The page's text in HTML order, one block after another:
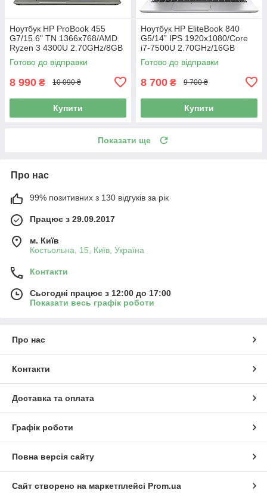
Ноутбук HP ProBook 455
G7/15.6" TN 1366x768/AMD
Ryzen 3 4300U 2.70GHz/8GB
DDR4/SSD 256GB/AMD
Radeon Graphics/Камера Б/В
Готово до відправки
8 990 ₴ 10 090 ₴
Купити
Ноутбук HP EliteBook 840
G5/14” IPS 1920x1080/Core
i7-7500U 2.70GHz/16GB
DDR4/SSD 256GB/UHD
Graphics 620/Камера Б/В
Готово до відправки
8 700 ₴ 9 700 ₴
Купити
Показати ще
Про нас
99% позитивних з 130 відгуків за рік
Працює з 29.09.2017
м. Київ
Костьольна, 15, Київ, Україна
Контакти
Сьогодні працює з 12:00 до 17:00
Показати весь графік роботи
Про нас
Контакти
Доставка та оплата
Графік роботи
Повна версія сайту
Сайт створено на маркетплейсі Prom.ua